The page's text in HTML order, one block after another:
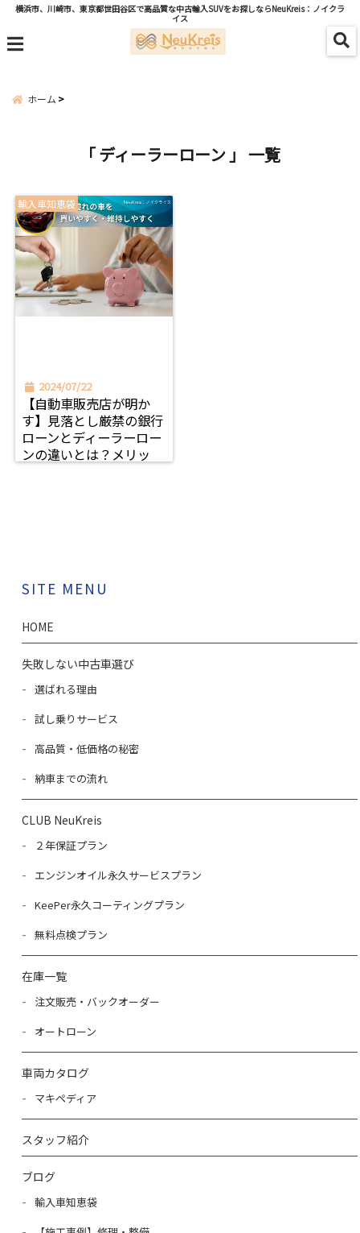
横浜市、川崎市、東京都世田谷区で高品質な中古輸入SUVをお探しならNeuKreis：ノイクラ
イス
menu
ホーム
「 ディーラーローン 」 一覧
輸入車知恵袋
2024/07/22
【自動車販売店が明か
す】見落とし厳禁の銀行
ローンとディーラーロー
ンの違いとは？メリッ
SITE MENU
HOME
失敗しない中古車選び
選ばれる理由
試し乗りサービス
高品質・低価格の秘密
納車までの流れ
CLUB NeuKreis
２年保証プラン
エンジンオイル永久サービスプラン
KeePer永久コーティングプラン
無料点検プラン
在庫一覧
注文販売・バックオーダー
オートローン
車両カタログ
マキペディア
スタッフ紹介
ブログ
輸入車知恵袋